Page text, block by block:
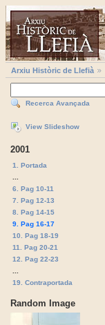
Arxiu Històric de Llefià
Recerca Avançada
View Slideshow
2001
1. Portada
6. Pag 10-11
7. Pag 12-13
8. Pag 14-15
9. Pag 16-17
10. Pag 18-19
11. Pag 20-21
12. Pag 22-23
19. Contraportada
Random Image